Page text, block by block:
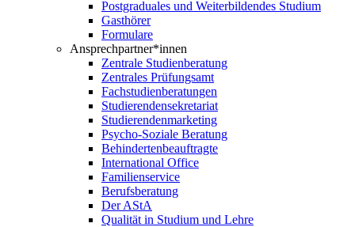
Postgraduales und Weiterbildendes Studium
Gasthörer
Formulare
Ansprechpartner*innen
Zentrale Studienberatung
Zentrales Prüfungsamt
Fachstudienberatungen
Studierendensekretariat
Studierendenmarketing
Psycho-Soziale Beratung
Behindertenbeauftragte
International Office
Familienservice
Berufsberatung
Der AStA
Qualität in Studium und Lehre